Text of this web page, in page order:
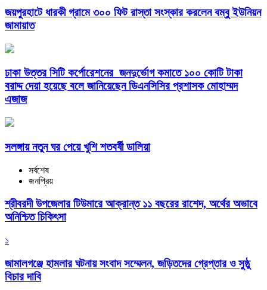
জয়পুরহাটে ধারকী গ্রামে ৩০০ ফিট রাস্তা সংস্কার করলেন বম্বু ইউনিয়ন
জামায়াত
ঢাকা উত্তর সিটি কর্পোরেশনের জনদুর্ভোগ কমাতে ১০০ কোটি টাকা
বরাদ্দ দেয়া হয়েছে বলে জানিয়েছেন ডিএনসিসির প্রশাসক মোহাম্মদ
এজাজ
সলঙ্গায় নতুন ঘর পেয়ে খুশি শতবর্ষী ডালিয়া
সর্বশেষ
জনপ্রিয়
শ্রীবরদী উপজেলার টিউমারে আক্রান্ত ১১ বছরের রাশেদ, অর্থের অভাবে
অনিশ্চিত চিকিৎসা
১
জামালগঞ্জে হামলার ঘটনায় সংবাদ সম্মেলন, জড়িতদের গ্রেপ্তার ও সুষ্ঠু
বিচার দাবি